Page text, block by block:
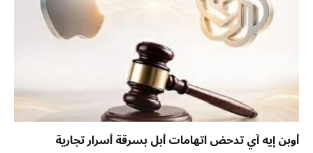
أوبن إيه آي تدحض اتهامات أبل بسرقة أسرار تجارية